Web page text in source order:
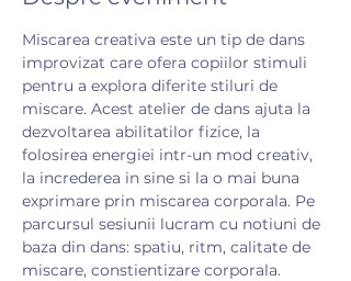
Miscarea creativa este un tip de dans
improvizat care ofera copiilor stimuli
pentru a explora diferite stiluri de
miscare. Acest atelier de dans ajuta la
dezvoltarea abilitatilor fizice, la
folosirea energiei intr-un mod creativ,
la increderea in sine si la o mai buna
exprimare prin miscarea corporala. Pe
parcursul sesiunii lucram cu notiuni de
baza din dans: spatiu, ritm, calitate de
miscare, constientizare corporala.